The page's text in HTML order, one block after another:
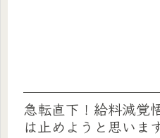
急転直下！給料減覚
は止めようと思いま